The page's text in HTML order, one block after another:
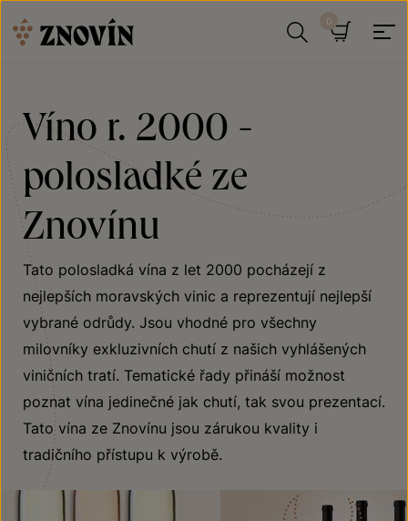
Víno r. 2000 -
polosladké ze
Znovínu
Tato polosladká vína z let 2000 pocházejí z
nejlepších moravských vinic a reprezentují nejlepší
vybrané odrůdy. Jsou vhodné pro všechny
milovníky exkluzivních chutí z našich vyhlášených
viničních tratí. Tematické řady přináší možnost
poznat vína jedinečné jak chutí, tak svou prezentací.
Tato vína ze Znovínu jsou zárukou kvality i
tradičního přístupu k výrobě.